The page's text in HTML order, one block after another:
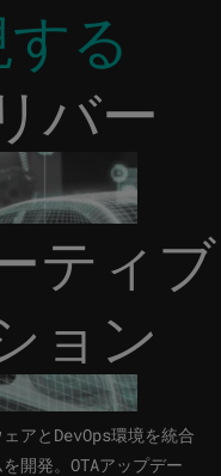
る
バー
ティブ
ョン
アとDevOps環境を統合
開発。OTAアップデー